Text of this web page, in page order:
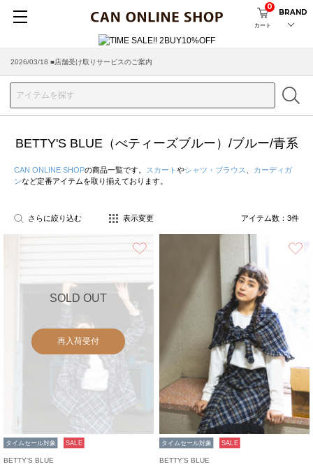
カート
0
BRAND
2026/03/18 ■店舗受け取りサービスのご案内
BETTY'S BLUE（べティーズブルー）/ブルー/青系
CAN ONLINE SHOPの商品一覧です。 スカート やシャツ・ブラウス
カーディガ
ンなど定番アイテムを取り揃えております。
さらに絞り込む 表示変更 アイテム数： 3件
SOLD OUT
再入荷受付
タイムセール対象 SALE
BETTY'S BLUE
タイムセール対象 SALE
BETTY'S BLUE